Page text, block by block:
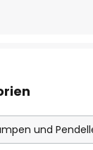
und